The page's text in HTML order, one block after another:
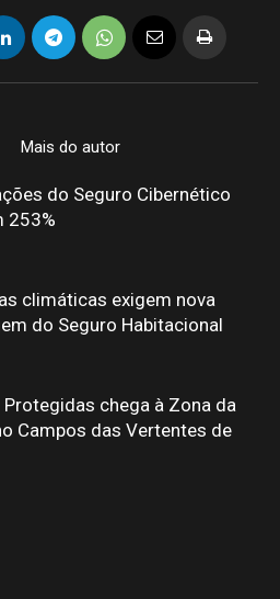
Mais do autor
do Seguro Cibernético
253%
climáticas exigem nova
do Seguro Habitacional
Protegidas chega à Zona da
Campos das Vertentes de